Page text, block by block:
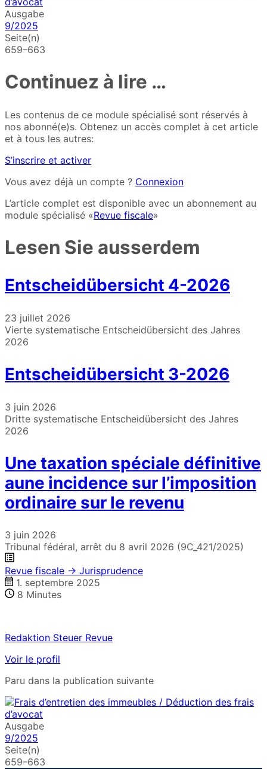
Ausgabe
9/2025
Seite(n)
659–663
Continuez à lire …
Les contenus de ce module spécialisé sont réservés à
nos abonné(e)s. Obtenez un accès complet à cet article
et à tous les autres:
S’inscrire et activer
Vous avez déjà un compte ? Connexion
L’article complet est disponible avec un abonnement au
module spécialisé «Revue fiscale»
Lesen Sie ausserdem
Entscheidübersicht 4-2026
23 juillet 2026
Vierte systematische Entscheidübersicht des Jahres
2026
Entscheidübersicht 3-2026
3 juin 2026
Dritte systematische Entscheidübersicht des Jahres
2026
Une taxation spéciale définitive
aune incidence sur l’imposition
ordinaire sur le revenu
3 juin 2026
Tribunal fédéral, arrêt du 8 avril 2026 (9C_421/2025)
Revue fiscale → Jurisprudence
1. septembre 2025
8 Minutes
Redaktion Steuer Revue
Voir le profil
Paru dans la publication suivante
Ausgabe
9/2025
Seite(n)
659–663